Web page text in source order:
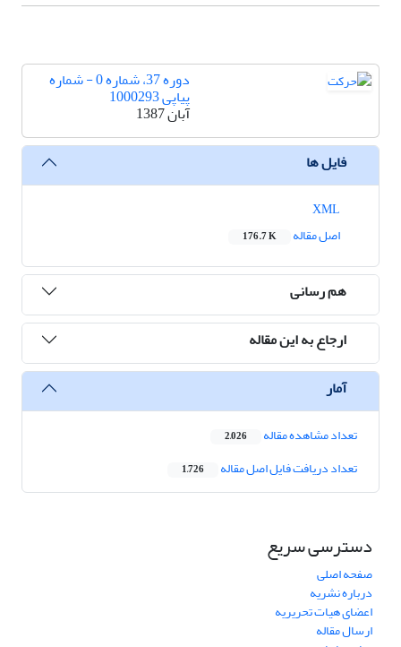
دوره 37، شماره 0 - شماره
پیاپی 1000293
آبان 1387
فایل ها
اصل مقاله
176.7 K
هم رسانی
ارجاع به این مقاله
آمار
تعداد مشاهده مقاله 2,026
تعداد دریافت فایل اصل مقاله 1,726
دسترسی سریع
صفحه اصلی
درباره نشریه
اعضای هیات تحریریه
ارسال مقاله